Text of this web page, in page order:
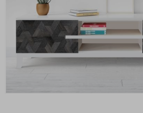
Special
Price
29,00 €